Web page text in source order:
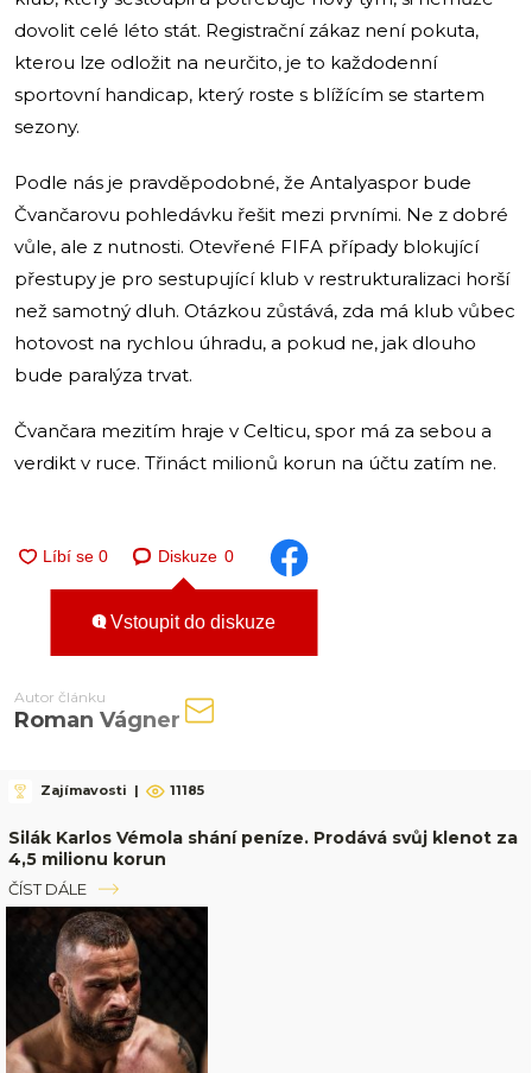
dovolit celé léto stát. Registrační zákaz není pokuta,
kterou lze odložit na neurčito, je to každodenní
sportovní handicap, který roste s blížícím se startem
sezony.
Podle nás je pravděpodobné, že Antalyaspor bude
Čvančarovu pohledávku řešit mezi prvními. Ne z dobré
vůle, ale z nutnosti. Otevřené FIFA případy blokující
přestupy je pro sestupující klub v restrukturalizaci horší
než samotný dluh. Otázkou zůstává, zda má klub vůbec
hotovost na rychlou úhradu, a pokud ne, jak dlouho
bude paralýza trvat.
Čvančara mezitím hraje v Celticu, spor má za sebou a
verdikt v ruce. Třináct milionů korun na účtu zatím ne.
Diskuze 0
Vstoupit do diskuze
Autor článku
Roman Vágner
Zajímavosti | 11185
Silák Karlos Vémola shání peníze. Prodává svůj klenot za
4,5 milionu korun
ČÍST DÁLE